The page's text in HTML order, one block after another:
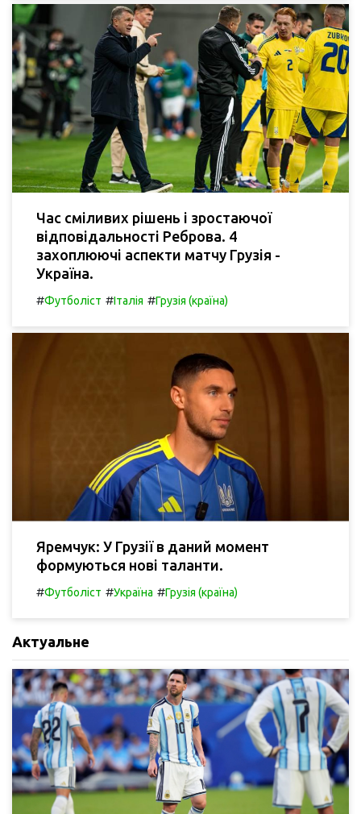
Час сміливих рішень і зростаючої
відповідальності Реброва. 4
захоплюючі аспекти матчу Грузія -
Україна.
#Футболіст #Італія #Грузія (країна)
Яремчук: У Грузії в даний момент
формуються нові таланти.
#Футболіст #Україна #Грузія (країна)
Актуальне